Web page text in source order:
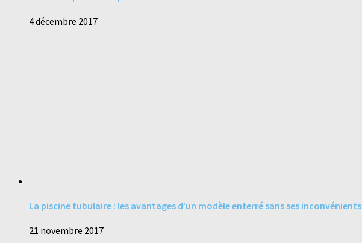
4 décembre 2017
La piscine tubulaire : les avantages d’un modèle enterré sans ses inconvénients
21 novembre 2017